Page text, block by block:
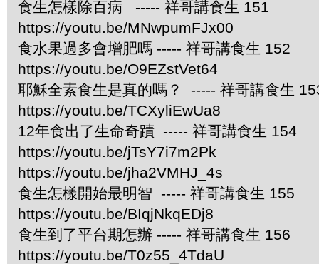
食生怎樣除百病 ----- 祥哥講食生 151
https://youtu.be/MNwpumFJx00
食水果過多會增肥嗎 ----- 祥哥講食生 152
https://youtu.be/O9EZstVet64
耶穌全素食生是真的嗎？ ----- 祥哥講食生
https://youtu.be/TCXyliEwUa8
12年食出了生命奇蹟 ----- 祥哥講食生 154
https://youtu.be/jTsY7i7m2Pk
https://youtu.be/jha2VMHJ_4s
食生怎樣開始最明智 ----- 祥哥講食生 155
https://youtu.be/BIqjNkqEDj8
食生到了平台期怎辦 ----- 祥哥講食生 156
https://youtu.be/T0z55_4TdaU